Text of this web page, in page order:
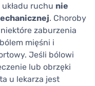
ruchu nie
. Choroby
zaburzenia
mięśni i
Jeśli bólowi
lub obrzęki
u lekarza jest